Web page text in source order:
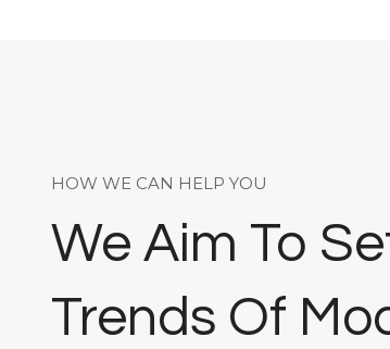
HOW WE CAN HELP YOU
We Aim To
Trends Of